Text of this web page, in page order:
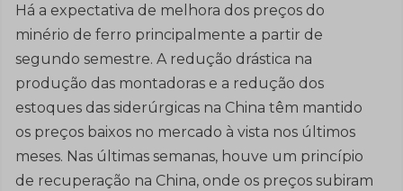
Há a expectativa de melhora dos preços do
minério de ferro principalmente a partir de
segundo semestre. A redução drástica na
produção das montadoras e a redução dos
estoques das siderúrgicas na China têm mantido
os preços baixos no mercado à vista nos últimos
meses. Nas últimas semanas, houve um princípio
de recuperação na China, onde os preços subiram